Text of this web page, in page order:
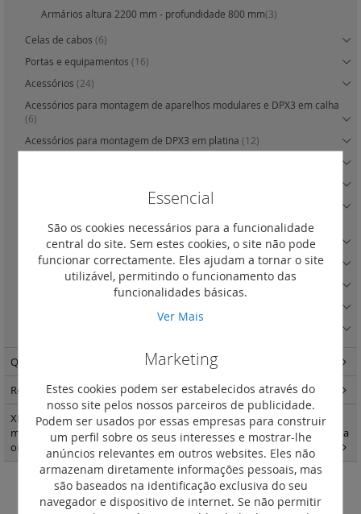
Armários altura 2000 mm -
Armários altura 2200 mm - profundidade 800 mm(3)
Celas de cabos (6)
Portas e equipamentos (16)
Acessórios (24)
Acessórios para montagem de aparelhos modulares e DPX3 em calha
(6)
Acessórios para montagem de DPX3 em platina (12)
Acessórios para montagem de DPX-IS 630 em platina
Acessórios para montagem dos DPX3 1600 e DPX-IS 1600 em platina
Acessórios para montagem de DMX3 em platina (15)
Acessórios universais e placas de montagem(13)
Quadros modulares - encastrar e salientes e estanques
Repartição standard e optimizada e IS(300)
XL3 quadros e armáriosXL3 400 - acessórios de fixação e painéis para
montagem modular Vistop até 160 A DPX3 160 e 250 e DPX-IS em calha
omega
Essencial
São os cookies necessários para a funcionalidade
central do site. Sem estes cookies, o site não pode
funcionar correctamente. Eles ajudam a tornar o site
utilizável, permitindo o funcionamento das
funcionalidades básicas.
Ver Mais
Marketing
Estes cookies podem ser estabelecidos através do
nosso site pelos nossos parceiros de publicidade.
Podem ser usados por essas empresas para construir
um perfil sobre os seus interesses e mostrar-lhe
anúncios relevantes em outros websites. Eles não
armazenam diretamente informações pessoais, mas
são baseados na identificação exclusiva do seu
navegador e dispositivo de internet. Se não permitir